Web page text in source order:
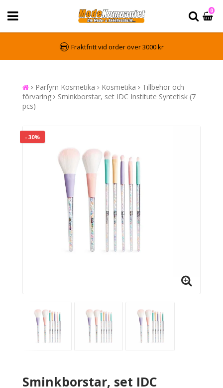
0
Fraktfritt vid order över 3000 kr
Parfym Kosmetika Kosmetika
Tillbehör och
förvaring
Sminkborstar, set IDC Institute Syntetisk (7
pcs)
- 30%
Sminkborstar, set IDC